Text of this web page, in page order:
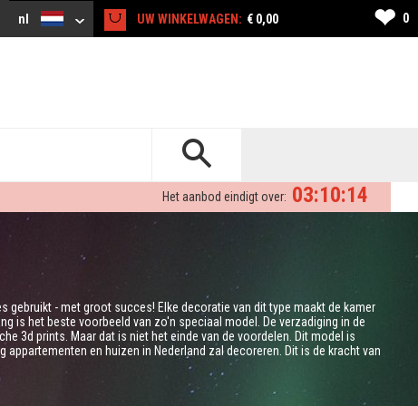
nl UW WINKELWAGEN: € 0,00 ❤ 0
03:10:13
Het aanbod eindigt over:
gebruikt - met groot succes! Elke decoratie van dit type maakt de kamer
is het beste voorbeeld van zo'n speciaal model. De verzadiging in de
3d prints. Maar dat is niet het einde van de voordelen. Dit model is
en huizen in Nederland zal decoreren. Dit is de kracht van